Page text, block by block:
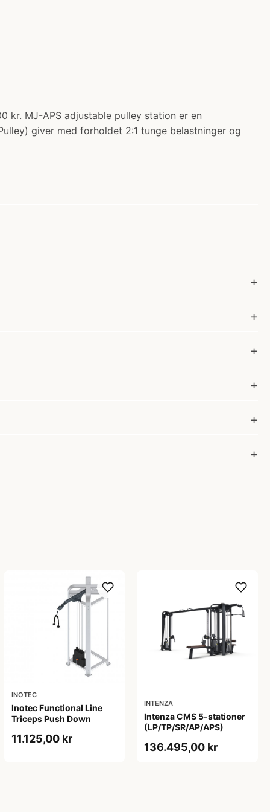
kr. MJ-APS adjustable pulley station er en
giver med forholdet 2:1 tunge belastninger og
INOTEC
Inotec Functional Line
Triceps Push Down
11.125,00 kr
INTENZA
Intenza CMS 5-stationer
(LP/TP/SR/AP/APS)
136.495,00 kr